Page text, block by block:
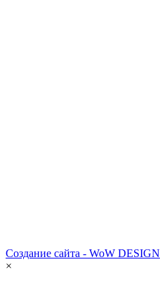
Создание сайта - WoW DESIGN
×